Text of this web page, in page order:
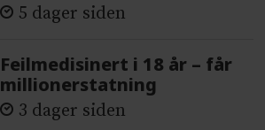
5 dager siden
Feilmedisinert i 18 år – får
millionerstatning
3 dager siden